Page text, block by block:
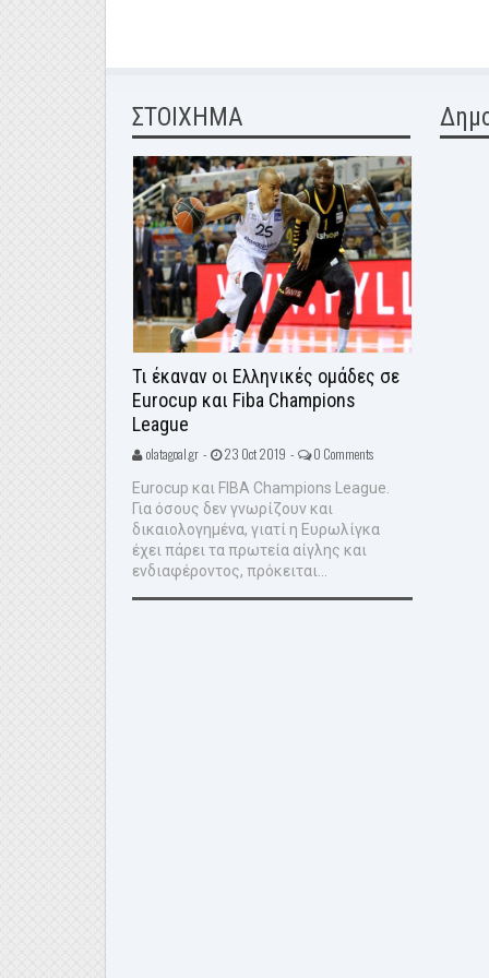
ΣΤΟΙΧΗΜΑ
Τι έκαναν οι Ελληνικές ομάδες σε
Eurocup και Fiba Champions
League
olatagoal.gr - 23 Oct 2019 - 0 Comments
Eurocup και FIBA Champions League.
Για όσους δεν γνωρίζουν και
δικαιολογημένα, γιατί η Ευρωλίγκα
έχει πάρει τα πρωτεία αίγλης και
ενδιαφέροντος, πρόκειται...